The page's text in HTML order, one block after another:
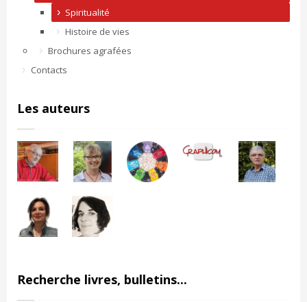
Spiritualité
Histoire de vies
Brochures agrafées
Contacts
Les auteurs
Recherche livres, bulletins...